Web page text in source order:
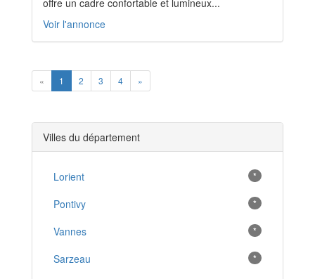
offre un cadre confortable et lumineux...
Voir l'annonce
« Previous
1 2 3 4 »
Villes du département
Lorient *
Pontivy *
Vannes *
Sarzeau *